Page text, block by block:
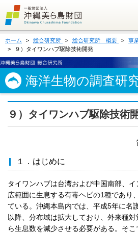
ホーム 総合研究所 総合研究所 概要 事
９）タイワンハブ駆除技術開発
海洋生物の調査研
９）タイワンハブ駆除技術
１．はじめに
タイワンハブは台湾および中国南部、
広範囲に生息する有毒ヘビの1種であり
ている。沖縄本島内では、平成5年に名
以降、分布域は拡大しており、外来種
ら生息数を減少させる必要がある。そ